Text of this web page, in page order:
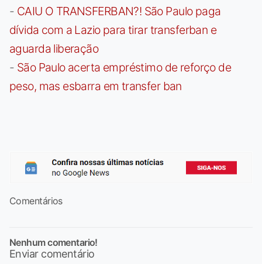
- CAIU O TRANSFERBAN?! São Paulo paga
dívida com a Lazio para tirar transferban e
aguarda liberação
- São Paulo acerta empréstimo de reforço de
peso, mas esbarra em transfer ban
Comentários
Nenhum comentario!
Enviar comentário